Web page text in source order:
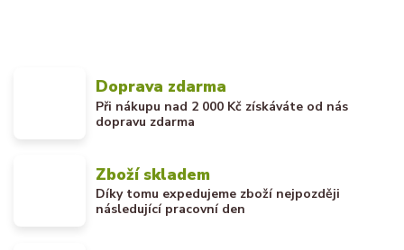
Doprava zdarma
Při nákupu nad 2 000 Kč získáváte od nás
dopravu zdarma
Zboží skladem
Díky tomu expedujeme zboží nejpozději
následující pracovní den